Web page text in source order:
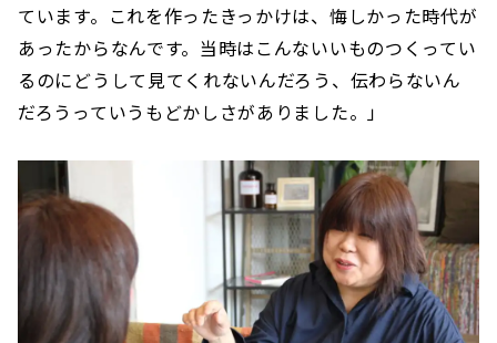
ています。これを作ったきっかけは、悔しかった時代が
あったからなんです。当時はこんないいものつくってい
るのにどうして見てくれないんだろう、伝わらないん
だろうっていうもどかしさがありました。」